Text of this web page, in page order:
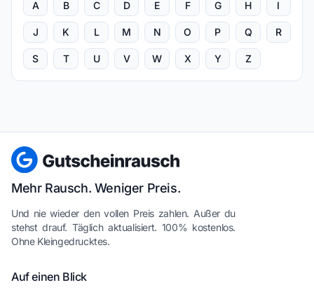
A B C D E F G H I
J K L M N O P Q R
S T U V W X Y Z
Mehr Rausch. Weniger Preis.
Und nie wieder den vollen Preis zahlen. Außer du
stehst drauf. Täglich aktualisiert. 100% kostenlos.
Ohne Kleingedrucktes.
Auf einen Blick